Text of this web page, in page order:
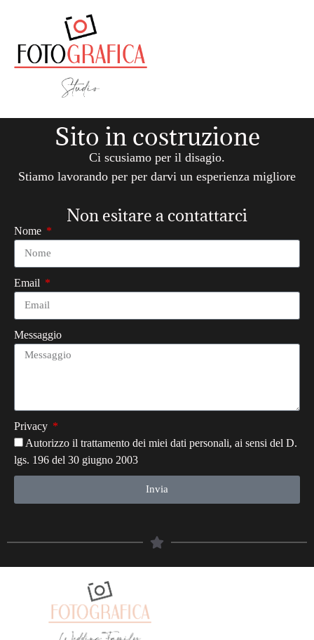
Sito in costruzione
Ci scusiamo per il disagio.
Stiamo lavorando per per darvi un esperienza migliore
Non esitare a contattarci
Nome
Email
Messaggio
Privacy
Autorizzo il trattamento dei miei dati personali, ai sensi del D.
lgs. 196 del 30 giugno 2003
Invia